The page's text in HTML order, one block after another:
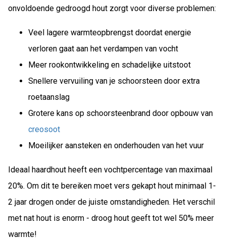
onvoldoende gedroogd hout zorgt voor diverse problemen:
Veel lagere warmteopbrengst doordat energie
verloren gaat aan het verdampen van vocht
Meer rookontwikkeling en schadelijke uitstoot
Snellere vervuiling van je schoorsteen door extra
roetaanslag
Grotere kans op schoorsteenbrand door opbouw van
creosoot
Moeilijker aansteken en onderhouden van het vuur
Ideaal haardhout heeft een vochtpercentage van maximaal
20%. Om dit te bereiken moet vers gekapt hout minimaal 1-
2 jaar drogen onder de juiste omstandigheden. Het verschil
met nat hout is enorm - droog hout geeft tot wel 50% meer
warmte!